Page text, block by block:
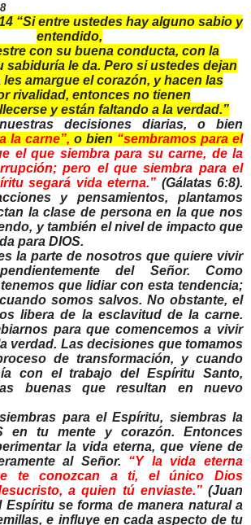
“Si entre ustedes hay alguno sabio y
entendido,
con su buena conducta, con la
sabiduría le da. Pero si ustedes dejan
amargue el corazón, y hacen las
rivalidad, entonces no tienen
y están faltando a la verdad.”
decisiones diarias, o bien
la carne”, o bien “sembramos para el
el que siembra para su carne, de la
pero el que siembra para el
segará vida eterna.” (Gálatas 6:8).
y pensamientos, plantamos
la clase de persona en la que nos
y también el nivel de impacto que
para DIOS.
la parte de nosotros que quiere vivir
del Señor. Como
que lidiar con esta tendencia;
somos salvos. No obstante, el
libera de la esclavitud de la carne.
para que comencemos a vivir
verdad. Las decisiones que tomamos
de transformación, y cuando
con el trabajo del Espíritu Santo,
buenas que resultan en nuevo
para el Espíritu, siembras la
en tu mente y corazón. Entonces
la vida eterna, que viene de
al Señor. “Y la vida eterna
te conozcan a ti, el único Dios
a quien tú enviaste.”(Juan
Espíritu se forma de manera natural a
e influye en cada aspecto de tu